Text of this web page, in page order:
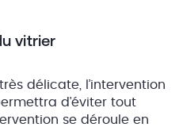
vitrier
délicate, l’intervention
d’éviter tout
se déroule en